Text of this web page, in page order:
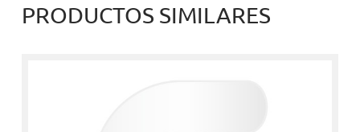
PRODUCTOS SIMILARES